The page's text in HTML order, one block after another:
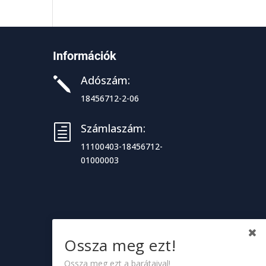
Információk
j Adószám:
18456712-2-06
h Számlaszám:
11100403-18456712-
01000003
Ossza meg ezt!
Ossza meg ezt a barátaival!